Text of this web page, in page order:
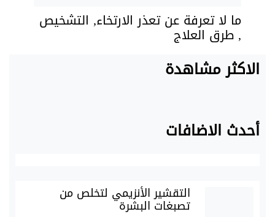
ما لا تعرفة عن تعذر الارتخاء, التشخيص
, طرق العلاج
الاكثر مشاهدة
أحدث الاضافات
التقشير الأنزيمي لتخلص من
تصبغات البشرة